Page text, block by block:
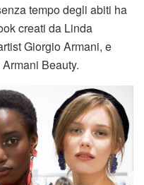
tempo degli abiti ha
creati da Linda
Giorgio Armani, e
Beauty.